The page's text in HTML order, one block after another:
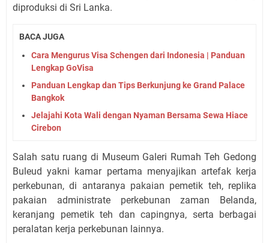
diproduksi di Sri Lanka.
BACA JUGA
Cara Mengurus Visa Schengen dari Indonesia | Panduan
Lengkap GoVisa
Panduan Lengkap dan Tips Berkunjung ke Grand Palace
Bangkok
Jelajahi Kota Wali dengan Nyaman Bersama Sewa Hiace
Cirebon
Salah satu ruang di Museum Galeri Rumah Teh Gedong
Buleud yakni kamar pertama menyajikan artefak kerja
perkebunan, di antaranya pakaian pemetik teh, replika
pakaian administrate perkebunan zaman Belanda,
keranjang pemetik teh dan capingnya, serta berbagai
peralatan kerja perkebunan lainnya.